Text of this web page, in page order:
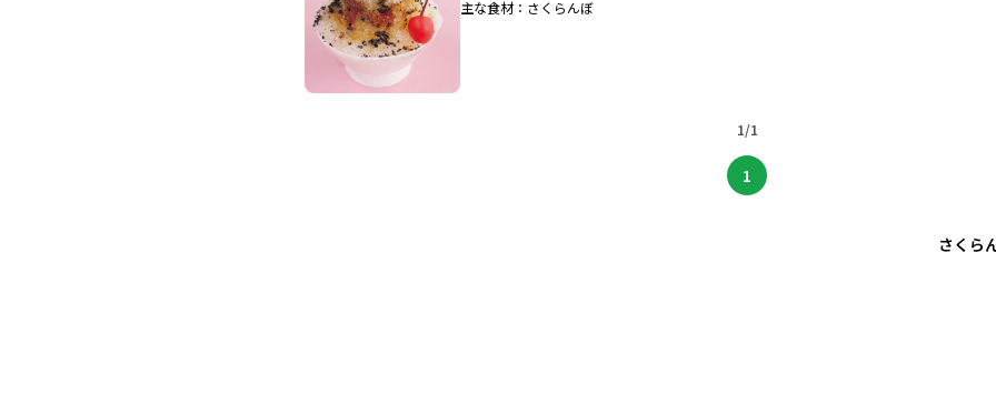
主な食材：さくらんぼ
1/1
1
さくら